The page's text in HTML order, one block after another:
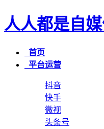
人人都是自
首页
平台运营
抖音
快手
微视
头条号